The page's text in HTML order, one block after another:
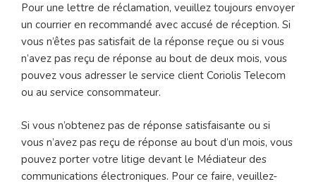
Pour une lettre de réclamation, veuillez toujours envoyer
un courrier en recommandé avec accusé de réception. Si
vous n’êtes pas satisfait de la réponse reçue ou si vous
n’avez pas reçu de réponse au bout de deux mois, vous
pouvez vous adresser le service client Coriolis Telecom
ou au service consommateur.
Si vous n’obtenez pas de réponse satisfaisante ou si
vous n’avez pas reçu de réponse au bout d’un mois, vous
pouvez porter votre litige devant le Médiateur des
communications électroniques. Pour ce faire, veuillez-